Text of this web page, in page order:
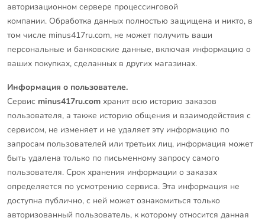
авторизационном сервере процессинговой
компании. Обработка данных полностью защищена и никто, в
том числе minus417ru.com, не может получить ваши
персональные и банковские данные, включая информацию о
ваших покупках, сделанных в других магазинах.
Информация о пользователе.
Сервис minus417ru.com хранит всю историю заказов
пользователя, а также историю общения и взаимодействия с
сервисом, не изменяет и не удаляет эту информацию по
запросам пользователей или третьих лиц, информация может
быть удалена только по письменному запросу самого
пользователя. Срок хранения информации о заказах
определяется по усмотрению сервиса. Эта информация не
доступна публично, с ней может ознакомиться только
авторизованный пользователь, к которому относится данная